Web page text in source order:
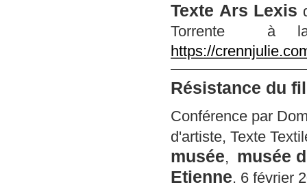
Texte Ars Lexis
Torrente à la
https://
Résistance du
Conférence par
d'artiste, Texte
musée, musée
Etienne. 6 février